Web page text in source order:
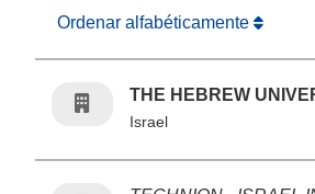
Ordenar alfabéticamente
THE HEBREW
Israel